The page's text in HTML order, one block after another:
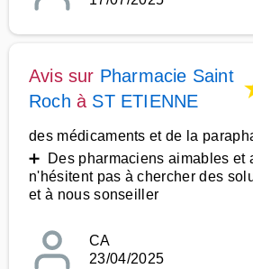
Avis sur Pharmacie Saint
Roch à ST ETIENNE
des médicaments et de la
➕ Des pharmaciens aimables et
n'hésitent pas à chercher des
et à nous sonseiller
CA
23/04/2025